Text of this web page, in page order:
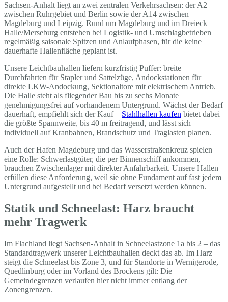
Sachsen-Anhalt liegt an zwei zentralen Verkehrsachsen: der A2
zwischen Ruhrgebiet und Berlin sowie der A14 zwischen
Magdeburg und Leipzig. Rund um Magdeburg und im Dreieck
Halle/Merseburg entstehen bei Logistik- und Umschlagbetrieben
regelmäßig saisonale Spitzen und Anlaufphasen, für die keine
dauerhafte Hallenfläche geplant ist.
Unsere Leichtbauhallen liefern kurzfristig Puffer: breite
Durchfahrten für Stapler und Sattelzüge, Andockstationen für
direkte LKW-Andockung, Sektionaltore mit elektrischem Antrieb.
Die Halle steht als fliegender Bau bis zu sechs Monate
genehmigungsfrei auf vorhandenem Untergrund. Wächst der Bedarf
dauerhaft, empfiehlt sich der Kauf – Stahlhallen kaufen bietet dabei
die größte Spannweite, bis 40 m freitragend, und lässt sich
individuell auf Kranbahnen, Brandschutz und Traglasten planen.
Auch der Hafen Magdeburg und das Wasserstraßenkreuz spielen
eine Rolle: Schwerlastgüter, die per Binnenschiff ankommen,
brauchen Zwischenlager mit direkter Anfahrbarkeit. Unsere Hallen
erfüllen diese Anforderung, weil sie ohne Fundament auf fast jedem
Untergrund aufgestellt und bei Bedarf versetzt werden können.
Statik und Schneelast: Harz braucht
mehr Tragwerk
Im Flachland liegt Sachsen-Anhalt in Schneelastzone 1a bis 2 – das
Standardtragwerk unserer Leichtbauhallen deckt das ab. Im Harz
steigt die Schneelast bis Zone 3, und für Standorte in Wernigerode,
Quedlinburg oder im Vorland des Brockens gilt: Die
Gemeindegrenzen verlaufen hier nicht immer entlang der
Zonengrenzen.